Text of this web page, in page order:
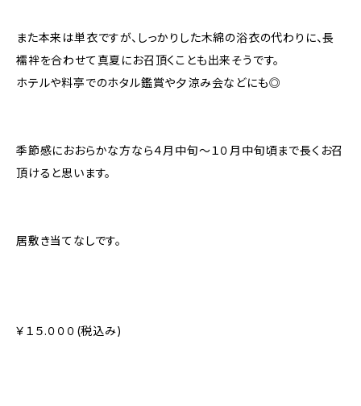
また本来は単衣ですが、しっかりした木綿の浴衣の代わりに、長
襦袢を合わせて真夏にお召頂くことも出来そうです。
ホテルや料亭でのホタル鑑賞や夕涼み会などにも◎
季節感におおらかな方なら４月中旬〜１０月中旬頃まで長くお召
頂けると思います。
居敷き当てなしです。
￥１５.０００(税込み)